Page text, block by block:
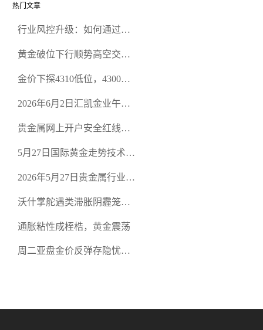
热门文章
行业风控升级：如何通过正
规黄金开户交易平台？
黄金破位下行顺势高空交易
金价下探4310低位，4300关
2026年6月2日汇凯金业午盘
空头清算算法如何布防？
贵金属网上开户安全红线：
恶意洗盘陷阱
5月27日国际黄金走势技术盘
规黄金平台全方位行情解析
2026年5月27日贵金属行业新
正规贵金属开户平台迎开户
热潮
沃什掌舵遇类滞胀阴霾笼
通胀粘性成桎梏，黄金震荡
周二亚盘金价反弹存隐忧，